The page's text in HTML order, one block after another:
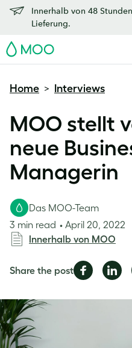
Innerhalb von 48
Lieferung.
MOO
Home > Interviews
MOO stellt
neue
Managerin
Das MOO-Team
3 min read
April 20, 2022
Innerhalb von MOO
Share the postShare
Facebook
Share